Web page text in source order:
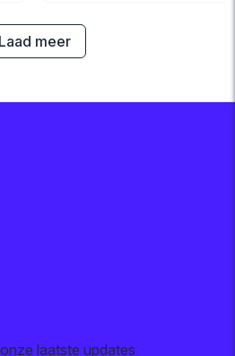
Laad meer
laatste updates